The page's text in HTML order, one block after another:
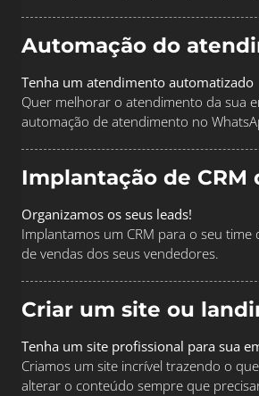
Automação do
Tenha um atendimento automatizado
Quer melhorar o atendimento da sua
automação de atendimento no
Implantação de CRM
Organizamos os seus leads!
Implantamos um CRM para o seu
de vendas dos seus vendedores.
Criar um site ou
Tenha um site profissional para sua
Criamos um site incrível trazendo o
alterar o conteúdo sempre que